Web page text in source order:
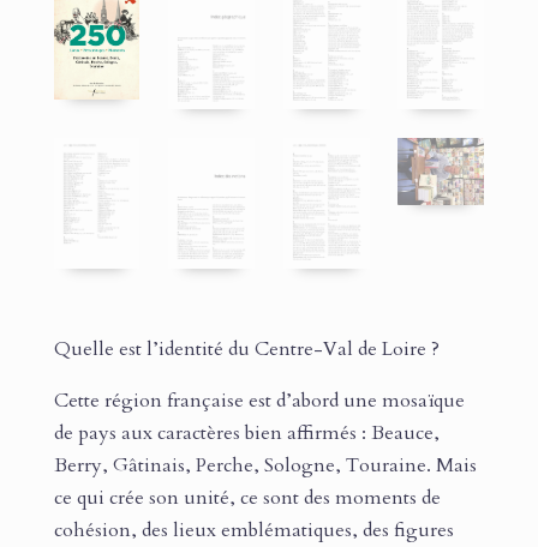
Quelle est l’identité du Centre-Val de Loire ?
Cette région française est d’abord une mosaïque
de pays aux caractères bien affirmés : Beauce,
Berry, Gâtinais, Perche, Sologne, Touraine. Mais
ce qui crée son unité, ce sont des moments de
cohésion, des lieux emblématiques, des figures